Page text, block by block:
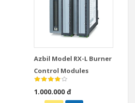
Azbil Model RX-L Burner
Control Modules
1.000.000 đ